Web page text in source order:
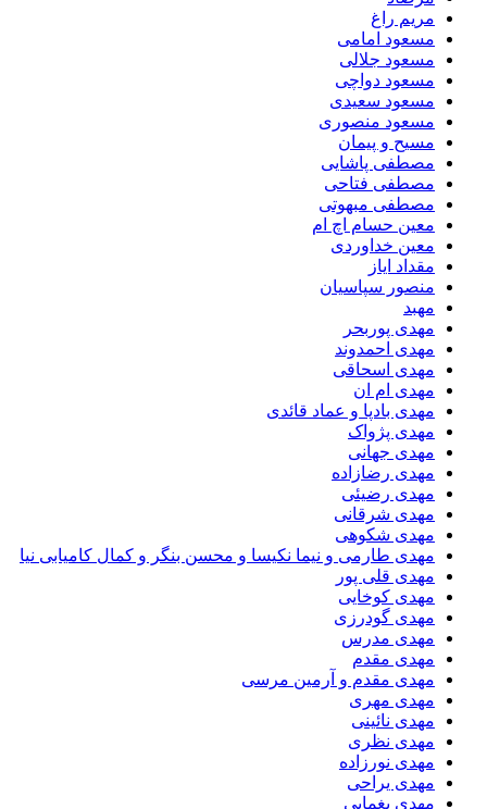
مریم راغ
مسعود امامی
مسعود جلالی
مسعود دواچی
مسعود سعیدی
مسعود منصوری
مسیح و پیمان
مصطفی پاشایی
مصطفی فتاحی
مصطفی مبهوتی
معین حسام اچ ام
معین خداوردی
مقداد ایاز
منصور سپاسیان
مهبد
مهدى پوربحر
مهدی احمدوند
مهدی اسحاقی
مهدی ام ان
مهدی بادپا و عماد قائدی
مهدی پژواک
مهدی جهانی
مهدی رضازاده
مهدی رضیئی
مهدی شرقانی
مهدی شکوهی
مهدی طارمی و نیما نکیسا و محسن بنگر و کمال کامیابی نیا
مهدی قلی پور
مهدی کوخایی
مهدی گودرزی
مهدی مدرس
مهدی مقدم
مهدی مقدم و آرمین مرسی
مهدی مهری
مهدی نائینی
مهدی نظری
مهدی نورزاده
مهدی یراحی
مهدی یغمایی